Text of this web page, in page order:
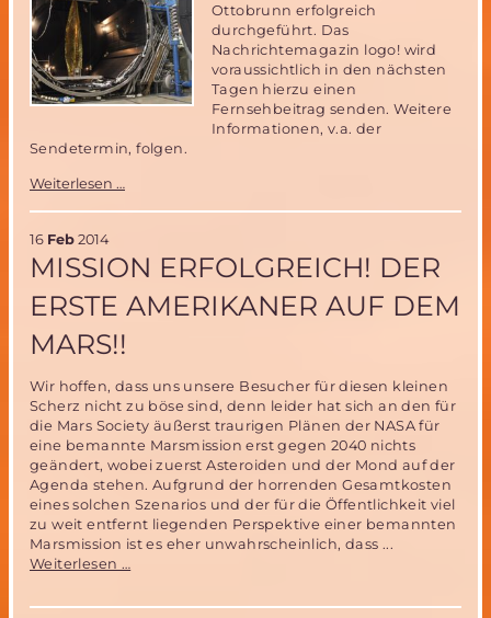
Ottobrunn erfolgreich
durchgeführt. Das
Nachrichtemagazin logo! wird
voraussichtlich in den nächsten
Tagen hierzu einen
Fernsehbeitrag senden. Weitere
Informationen, v.a. der
Sendetermin, folgen.
Weiterlesen …
16 Feb 2014
MISSION ERFOLGREICH! DER
ERSTE AMERIKANER AUF DEM
MARS!!
Wir hoffen, dass uns unsere Besucher für diesen kleinen
Scherz nicht zu böse sind, denn leider hat sich an den für
die Mars Society äußerst traurigen Plänen der NASA für
eine bemannte Marsmission erst gegen 2040 nichts
geändert, wobei zuerst Asteroiden und der Mond auf der
Agenda stehen. Aufgrund der horrenden Gesamtkosten
eines solchen Szenarios und der für die Öffentlichkeit viel
zu weit entfernt liegenden Perspektive einer bemannten
Marsmission ist es eher unwahrscheinlich, dass ...
Weiterlesen …